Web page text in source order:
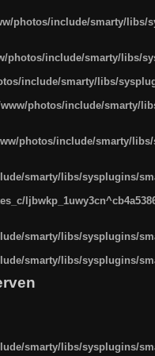
photos/include/smarty/libs/
photos/include/smarty/libs/
include/smarty/libs/
photos/include/smarty/
photos/include/smarty/
smarty/libs/sysplugins/
smarty/libs/sysplugins/
smarty/libs/sysplugins/
smarty/libs/sysplugins/